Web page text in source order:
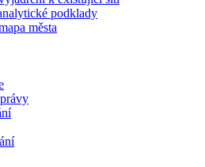
podklady
města